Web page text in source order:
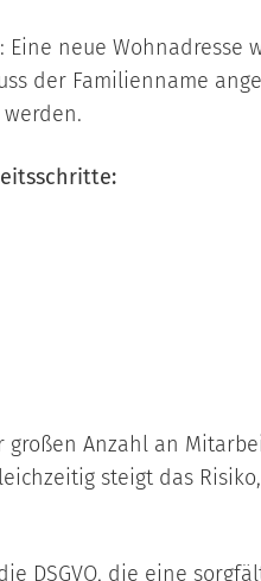
neue
der Familienname
Anzahl an
steigt das
DSGVO, die eine